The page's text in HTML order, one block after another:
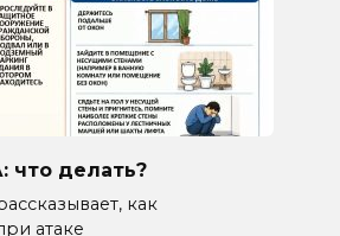
что делать?
как
атаке